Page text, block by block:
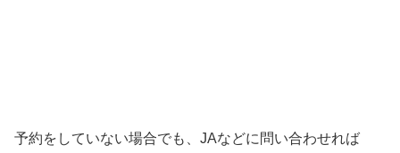
予約をしていない場合でも、JAなどに問い合わせれば